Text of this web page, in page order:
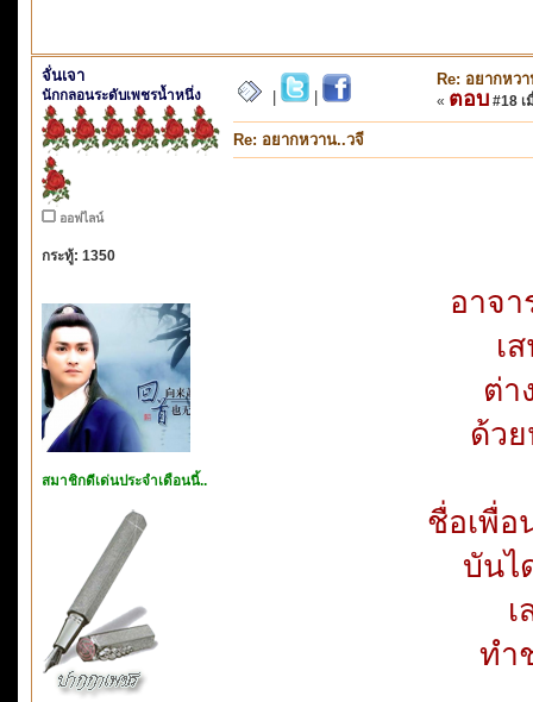
จั่นเจา
นักกลอนระดับเพชรน้ำหนึ่ง
ออฟไลน์
กระทู้: 1350
สมาชิกดีเด่นประจำเดือนนี้..
Re: อยากหว
« ตอบ #18 เ
Re: อยากหวาน..วจี
อาจา
เ
ต่า
ด้ว
ชื่อเพื่อ
บันไ
ทำ